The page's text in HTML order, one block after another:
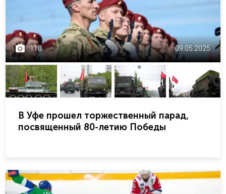
110 09.05.2025
В Уфе прошел торжественный парад,
посвященный 80-летию Победы